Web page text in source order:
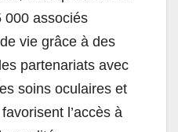
000 associés
vie grâce à des
partenariats avec
soins oculaires et
l’accès à